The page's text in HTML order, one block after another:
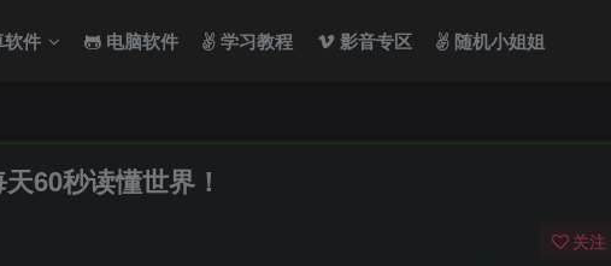
件 电脑软件 学习教程 影音专区 随机小姐姐
60秒读懂世界！
关注